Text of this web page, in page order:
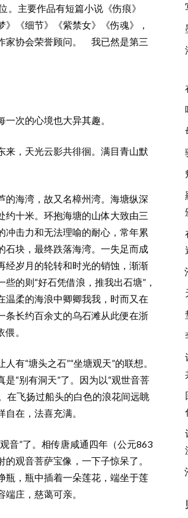
主要作品有短篇小说《伤痕》
》《细节》《紫禁女》《伤魂》，
家协会荣誉顾问。 我已然是第三
次的心境也大异其趣。
，天光云影共徘徊。满目青山默
海湾，故又名樟州湾。海塘纵深
约十米。环抱海塘的山体大致由三
冲击力和无法理喻的耐心，常年累
石块，最终跌落海湾。一失足而成
经岁月的轮转和时光的销蚀，渐渐
的则“好石凭借浪，推我出石塘”，
温柔的海浪中卿卿我我，时而又在
条长约百余丈的乌石滩从此便在浙
。
“塘头之石”“坐塘观天”的联想。
“别有洞天”了。因为以“观世音菩
在飞扬过船头的白色的浪花间远眺
在，法喜充满。
”了。相传唐咸通四年（公元863
观音菩萨宝像，一下子惊呆了。
瓶，瓶中插着一朵莲花，端坐于莲
庄，慈蔼可亲。